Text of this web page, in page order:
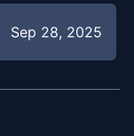
Sep 28, 2025